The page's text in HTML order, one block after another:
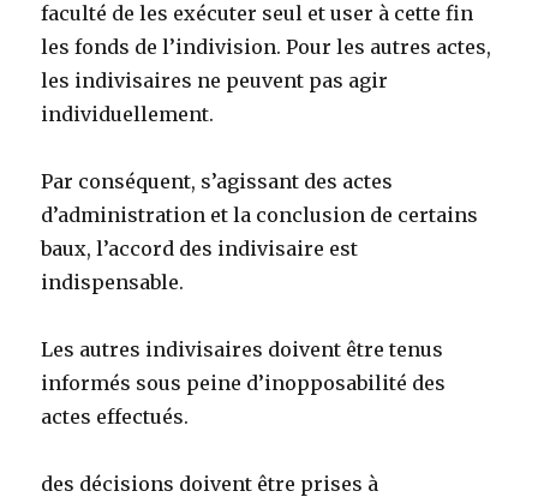
faculté de les exécuter seul et user à cette fin
les fonds de l’indivision. Pour les autres actes,
les indivisaires ne peuvent pas agir
individuellement.
Par conséquent, s’agissant des actes
d’administration et la conclusion de certains
baux, l’accord des indivisaire est
indispensable.
Les autres indivisaires doivent être tenus
informés sous peine d’inopposabilité des
actes effectués.
des décisions doivent être prises à